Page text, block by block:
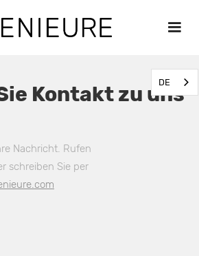
Kontakt zu uns
Nachricht. Rufen
schreiben Sie per
DE